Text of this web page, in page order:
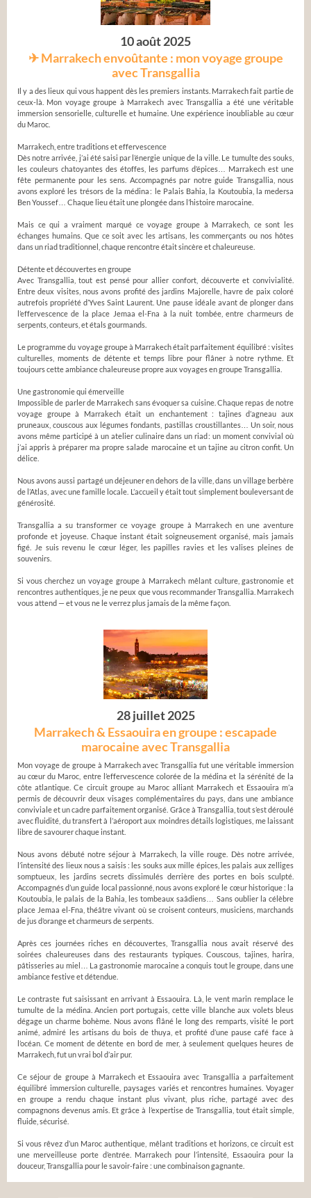
10 août 2025
✈ Marrakech envoûtante : mon voyage groupe
avec Transgallia
Il y a des lieux qui vous happent dès les premiers instants. Marrakech fait partie de
ceux-là. Mon voyage groupe à Marrakech avec Transgallia a été une véritable
immersion sensorielle, culturelle et humaine. Une expérience inoubliable au cœur
du Maroc.
Marrakech, entre traditions et effervescence
Dès notre arrivée, j’ai été saisi par l’énergie unique de la ville. Le tumulte des souks,
les couleurs chatoyantes des étoffes, les parfums d’épices… Marrakech est une
fête permanente pour les sens. Accompagnés par notre guide Transgallia, nous
avons exploré les trésors de la médina : le Palais Bahia, la Koutoubia, la medersa
Ben Youssef… Chaque lieu était une plongée dans l’histoire marocaine.
Mais ce qui a vraiment marqué ce voyage groupe à Marrakech, ce sont les
échanges humains. Que ce soit avec les artisans, les commerçants ou nos hôtes
dans un riad traditionnel, chaque rencontre était sincère et chaleureuse.
Détente et découvertes en groupe
Avec Transgallia, tout est pensé pour allier confort, découverte et convivialité.
Entre deux visites, nous avons profité des jardins Majorelle, havre de paix coloré
autrefois propriété d’Yves Saint Laurent. Une pause idéale avant de plonger dans
l’effervescence de la place Jemaa el-Fna à la nuit tombée, entre charmeurs de
serpents, conteurs, et étals gourmands.
Le programme du voyage groupe à Marrakech était parfaitement équilibré : visites
culturelles, moments de détente et temps libre pour flâner à notre rythme. Et
toujours cette ambiance chaleureuse propre aux voyages en groupe Transgallia.
Une gastronomie qui émerveille
Impossible de parler de Marrakech sans évoquer sa cuisine. Chaque repas de notre
voyage groupe à Marrakech était un enchantement : tajines d’agneau aux
pruneaux, couscous aux légumes fondants, pastillas croustillantes… Un soir, nous
avons même participé à un atelier culinaire dans un riad : un moment convivial où
j’ai appris à préparer ma propre salade marocaine et un tajine au citron confit. Un
délice.
Nous avons aussi partagé un déjeuner en dehors de la ville, dans un village berbère
de l’Atlas, avec une famille locale. L’accueil y était tout simplement bouleversant de
générosité.
Transgallia a su transformer ce voyage groupe à Marrakech en une aventure
profonde et joyeuse. Chaque instant était soigneusement organisé, mais jamais
figé. Je suis revenu le cœur léger, les papilles ravies et les valises pleines de
souvenirs.
Si vous cherchez un voyage groupe à Marrakech mêlant culture, gastronomie et
rencontres authentiques, je ne peux que vous recommander Transgallia. Marrakech
vous attend — et vous ne le verrez plus jamais de la même façon.
28 juillet 2025
Marrakech & Essaouira en groupe : escapade
marocaine avec Transgallia
Mon voyage de groupe à Marrakech avec Transgallia fut une véritable immersion
au cœur du Maroc, entre l’effervescence colorée de la médina et la sérénité de la
côte atlantique. Ce circuit groupe au Maroc alliant Marrakech et Essaouira m’a
permis de découvrir deux visages complémentaires du pays, dans une ambiance
conviviale et un cadre parfaitement organisé. Grâce à Transgallia, tout s’est déroulé
avec fluidité, du transfert à l’aéroport aux moindres détails logistiques, me laissant
libre de savourer chaque instant.
Nous avons débuté notre séjour à Marrakech, la ville rouge. Dès notre arrivée,
l’intensité des lieux nous a saisis : les souks aux mille épices, les palais aux zelliges
somptueux, les jardins secrets dissimulés derrière des portes en bois sculpté.
Accompagnés d’un guide local passionné, nous avons exploré le cœur historique : la
Koutoubia, le palais de la Bahia, les tombeaux saâdiens… Sans oublier la célèbre
place Jemaa el-Fna, théâtre vivant où se croisent conteurs, musiciens, marchands
de jus d’orange et charmeurs de serpents.
Après ces journées riches en découvertes, Transgallia nous avait réservé des
soirées chaleureuses dans des restaurants typiques. Couscous, tajines, harira,
pâtisseries au miel… La gastronomie marocaine a conquis tout le groupe, dans une
ambiance festive et détendue.
Le contraste fut saisissant en arrivant à Essaouira. Là, le vent marin remplace le
tumulte de la médina. Ancien port portugais, cette ville blanche aux volets bleus
dégage un charme bohème. Nous avons flâné le long des remparts, visité le port
animé, admiré les artisans du bois de thuya, et profité d’une pause café face à
l’océan. Ce moment de détente en bord de mer, à seulement quelques heures de
Marrakech, fut un vrai bol d’air pur.
Ce séjour de groupe à Marrakech et Essaouira avec Transgallia a parfaitement
équilibré immersion culturelle, paysages variés et rencontres humaines. Voyager
en groupe a rendu chaque instant plus vivant, plus riche, partagé avec des
compagnons devenus amis. Et grâce à l’expertise de Transgallia, tout était simple,
fluide, sécurisé.
Si vous rêvez d’un Maroc authentique, mêlant traditions et horizons, ce circuit est
une merveilleuse porte d’entrée. Marrakech pour l’intensité, Essaouira pour la
douceur, Transgallia pour le savoir-faire : une combinaison gagnante.